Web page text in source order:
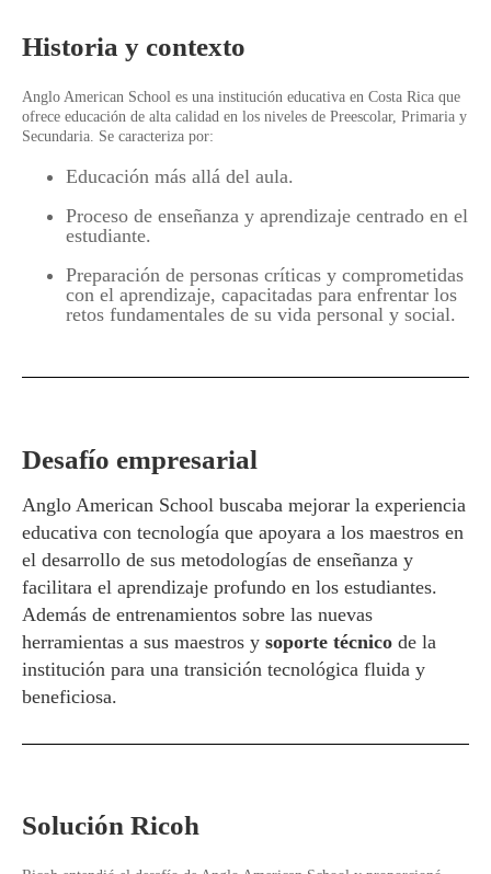
Historia y contexto
Anglo American School es una institución educativa en Costa Rica que
ofrece educación de alta calidad en los niveles de Preescolar, Primaria y
Secundaria. Se caracteriza por:
Educación más allá del aula.
Proceso de enseñanza y aprendizaje centrado en el
estudiante.
Preparación de personas críticas y comprometidas
con el aprendizaje, capacitadas para enfrentar los
retos fundamentales de su vida personal y social.
Desafío empresarial
Anglo American School buscaba mejorar la experiencia
educativa con tecnología que apoyara a los maestros en
el desarrollo de sus metodologías de enseñanza y
facilitara el aprendizaje profundo en los estudiantes.
Además de entrenamientos sobre las nuevas
herramientas a sus maestros y soporte técnico de la
institución para una transición tecnológica fluida y
beneficiosa.
Solución Ricoh